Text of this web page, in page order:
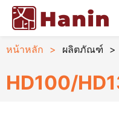
หน้าหลัก > ผลิตภัณฑ์ >
HD100/